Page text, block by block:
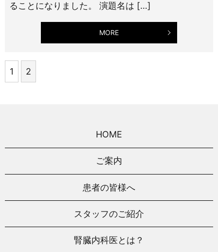
ることになりました。 演題名は […]
MORE
1 2
HOME
ご案内
患者の皆様へ
スタッフのご紹介
腎臓内科医とは？